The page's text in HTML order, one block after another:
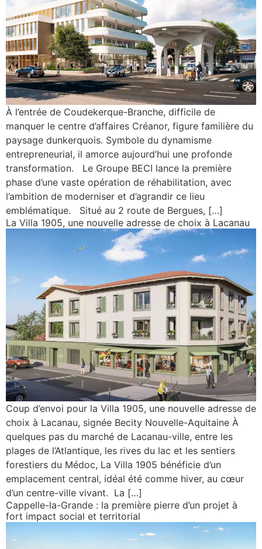
À l’entrée de Coudekerque-Branche, difficile de
manquer le centre d’affaires Créanor, figure familière du
paysage dunkerquois. Symbole du dynamisme
entrepreneurial, il amorce aujourd’hui une profonde
transformation. Le Groupe BECI lance la première
phase d’une vaste opération de réhabilitation, avec
l’ambition de moderniser et d’agrandir ce lieu
emblématique. Situé au 2 route de Bergues, […]
La Villa 1905, une nouvelle adresse de choix à Lacanau
Coup d’envoi pour la Villa 1905, une nouvelle adresse de
choix à Lacanau, signée Becity Nouvelle-Aquitaine À
quelques pas du marché de Lacanau-ville, entre les
plages de l’Atlantique, les rives du lac et les sentiers
forestiers du Médoc, La Villa 1905 bénéficie d’un
emplacement central, idéal été comme hiver, au cœur
d’un centre-ville vivant. La […]
Cappelle-la-Grande : la première pierre d’un projet à
fort impact social et territorial